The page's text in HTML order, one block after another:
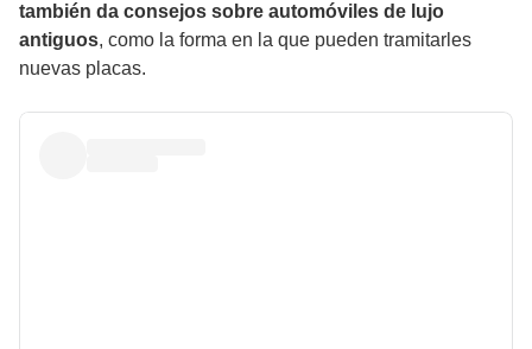
también da consejos sobre automóviles de lujo
antiguos, como la forma en la que pueden tramitarles
nuevas placas.